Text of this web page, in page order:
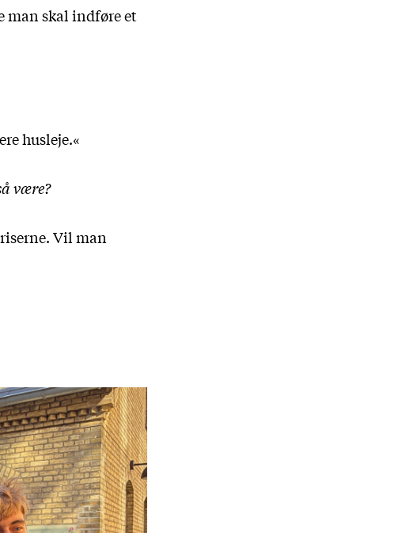
man skal indføre et
husleje.«
være?
Vil man